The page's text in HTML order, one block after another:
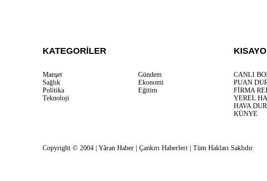
KATEGORİLER
Manşet
Gündem
Sağlık
Ekonomi
Politika
Eğitim
Teknoloji
CANLI
PUAN
FİRMA
YEREL
HAVA
KÜNYE
Copyright © 2004 | Yâran Haber | Çankırı Haberleri | Tüm Hakları Saklıdır.